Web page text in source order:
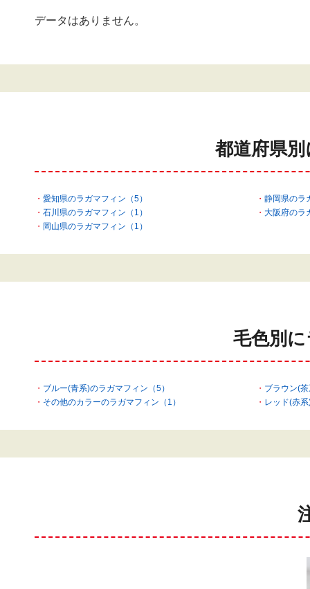
データはありません。
都道府県
愛知県のラガマフィン（5）
静岡県のラ
石川県のラガマフィン（1）
大阪府のラ
岡山県のラガマフィン（1）
毛色別
ブルー(青系)のラガマフィン（5）
ブラウン(
その他のカラーのラガマフィン（1）
レッド(赤